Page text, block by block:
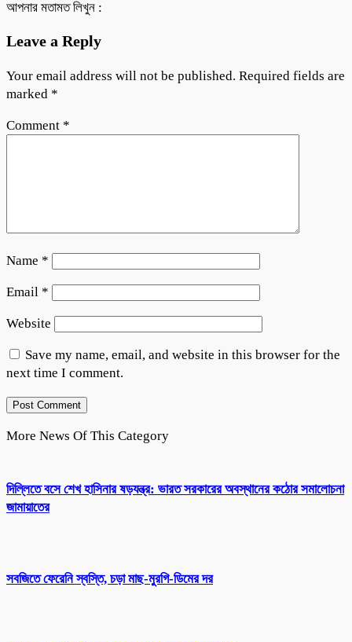
আপনার মতামত লিখুন :
Leave a Reply
Your email address will not be published. Required fields are
marked *
Comment *
Name *
Email *
Website
Save my name, email, and website in this browser for the
next time I comment.
More News Of This Category
দিল্লিতে বসে শেখ হাসিনার ষড়যন্ত্র: ভারত সরকারের অবস্থানের কঠোর সমালোচনা
জামায়াতের
সবজিতে ফেরেনি স্বস্তি, চড়া মাছ-মুরগি-ডিমের দর